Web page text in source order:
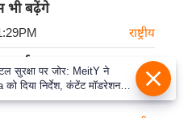
भी बढ़ेंगे
राष्ट्रीय
हुई Air India Flight का
में फेल, जांच में जुटा
सुरक्षा पर जोर: MeitY ने
को दिया निर्देश, कंटेंट मॉडरेशन
करे